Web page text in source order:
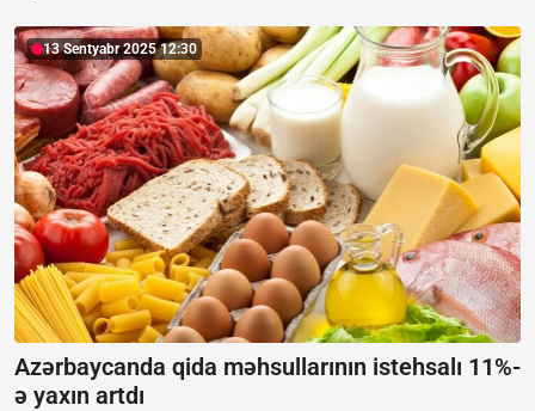
13 Sentyabr 2025 12:30
Azərbaycanda qida məhsullarının istehsalı 11%-
ə yaxın artdı